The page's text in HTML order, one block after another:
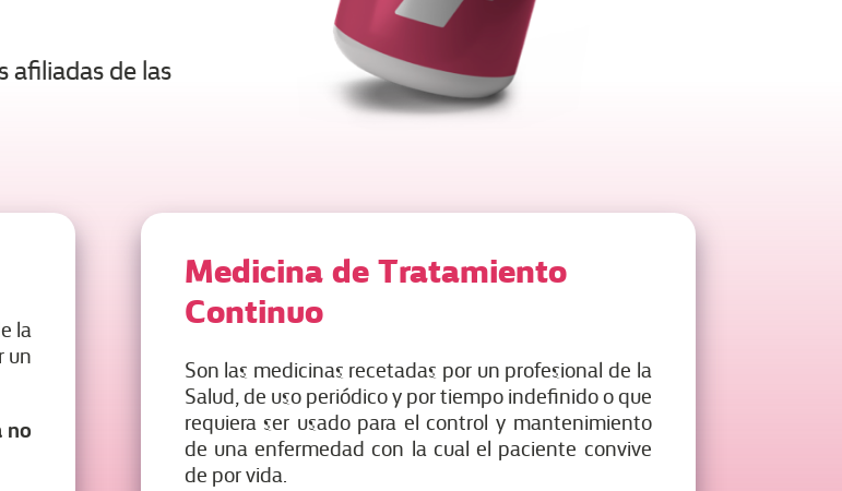
afiliadas de las
la
un
no
Medicina de Tratamiento
Continuo
Son las medicinas recetadas por un profesional de la
Salud, de uso periódico y por tiempo indefinido o que
requiera ser usado para el control y mantenimiento
de una enfermedad con la cual el paciente convive
de por vida.